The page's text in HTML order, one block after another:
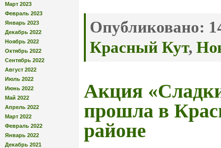
Март 2023
Февраль 2023
Январь 2023
Декабрь 2022
Ноябрь 2022
Октябрь 2022
Сентябрь 2022
Август 2022
Июль 2022
Июнь 2022
Май 2022
Апрель 2022
Март 2022
Февраль 2022
Январь 2022
Декабрь 2021
Опубликовано:
Красный Кут,
Акция
прошла в
районе